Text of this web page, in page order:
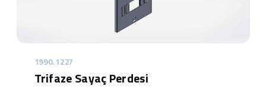
1990.1227
Trifaze Sayaç Perdesi